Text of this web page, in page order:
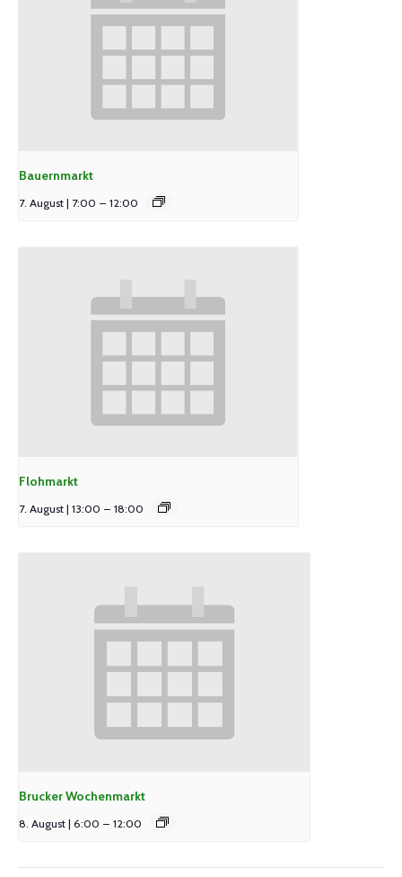
Bauernmarkt
7. August | 7:00 – 12:00
Flohmarkt
7. August | 13:00 – 18:00
Brucker Wochenmarkt
8. August | 6:00 – 12:00